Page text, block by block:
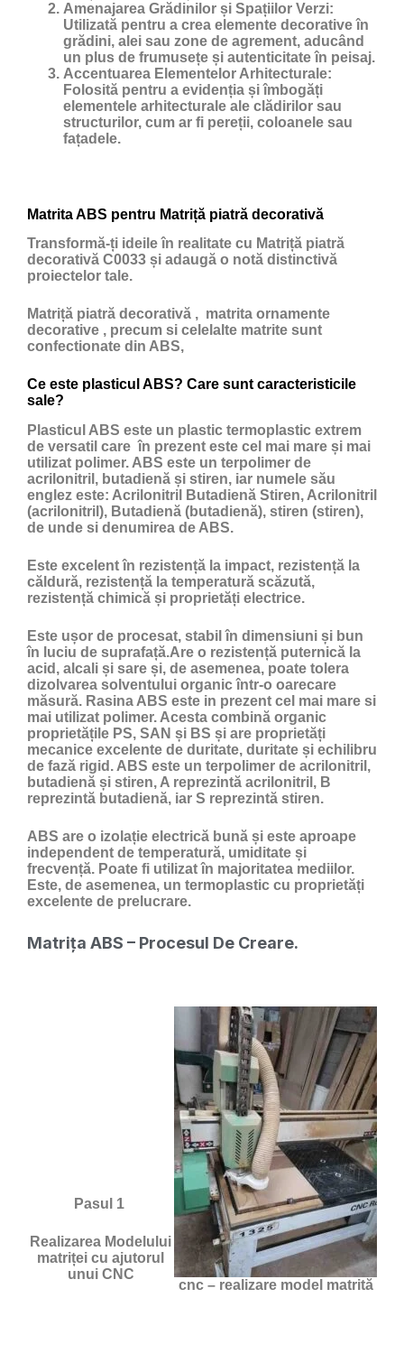
Amenajarea Grădinilor și Spațiilor Verzi:
Utilizată pentru a crea elemente decorative în
grădini, alei sau zone de agrement, aducând
un plus de frumusețe și autenticitate în peisaj.
Accentuarea Elementelor Arhitecturale:
Folosită pentru a evidenția și îmbogăți
elementele arhitecturale ale clădirilor sau
structurilor, cum ar fi pereții, coloanele sau
fațadele.
Matrita ABS pentru Matriță piatră decorativă
Transformă-ți ideile în realitate cu Matriță piatră
decorativă C0033 și adaugă o notă distinctivă
proiectelor tale.
Matriță piatră decorativă , matrita ornamente
decorative , precum si celelalte matrite sunt
confectionate din ABS,
Ce este plasticul ABS? Care sunt caracteristicile
sale?
Plasticul ABS este un plastic termoplastic extrem
de versatil care în prezent este cel mai mare și mai
utilizat polimer. ABS este un terpolimer de
acrilonitril, butadienă și stiren, iar numele său
englez este: Acrilonitril Butadienă Stiren, Acrilonitril
(acrilonitril), Butadienă (butadienă), stiren (stiren),
de unde si denumirea de ABS.
Este excelent în rezistență la impact, rezistență la
căldură, rezistență la temperatură scăzută,
rezistență chimică și proprietăți electrice.
Este ușor de procesat, stabil în dimensiuni și bun
în luciu de suprafață.Are o rezistență puternică la
acid, alcali și sare și, de asemenea, poate tolera
dizolvarea solventului organic într-o oarecare
măsură. Rasina ABS este in prezent cel mai mare si
mai utilizat polimer. Acesta combină organic
proprietățile PS, SAN și BS și are proprietăți
mecanice excelente de duritate, duritate și echilibru
de fază rigid. ABS este un terpolimer de acrilonitril,
butadienă și stiren, A reprezintă acrilonitril, B
reprezintă butadienă, iar S reprezintă stiren.
ABS are o izolație electrică bună și este aproape
independent de temperatură, umiditate și
frecvență. Poate fi utilizat în majoritatea mediilor.
Este, de asemenea, un termoplastic cu proprietăți
excelente de prelucrare.
Matrița ABS – Procesul De Creare.
cnc – realizare model matrită
Pasul 1
Realizarea Modelului
matriței cu ajutorul
unui CNC